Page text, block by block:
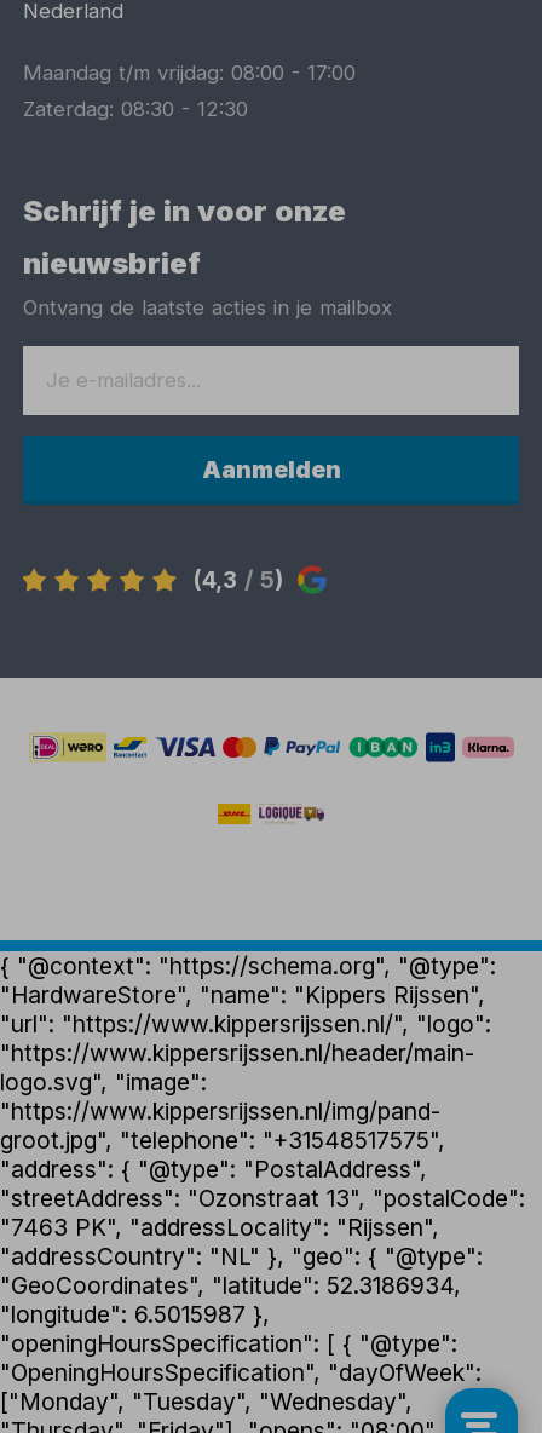
Nederland
Maandag t/m vrijdag:08:00 -17:00
Zaterdag:08:30 -12:30
Schrijf je in voor onze
nieuwsbrief
Ontvang de laatste acties in je mailbox
Aanmelden
(4,3 / 5)
{ "@context": "https://schema.org", "@type":
"HardwareStore", "name": "Kippers Rijssen",
"url": "https://www.kippersrijssen.nl/", "logo":
"https://www.kippersrijssen.nl/header/main-
logo.svg", "image":
"https://www.kippersrijssen.nl/img/pand-
groot.jpg", "telephone": "+31548517575",
"address": { "@type": "PostalAddress",
"streetAddress": "Ozonstraat 13", "postalCode":
"7463 PK", "addressLocality": "Rijssen",
"addressCountry": "NL" }, "geo": { "@type":
"GeoCoordinates", "latitude": 52.3186934,
"longitude": 6.5015987 },
"openingHoursSpecification": [ { "@type":
"OpeningHoursSpecification", "dayOfWeek":
["Monday", "Tuesday", "Wednesday",